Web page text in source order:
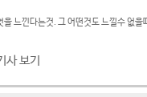
을 느낀다는것. 그 어떤것도 느낄수 없을
사 보기